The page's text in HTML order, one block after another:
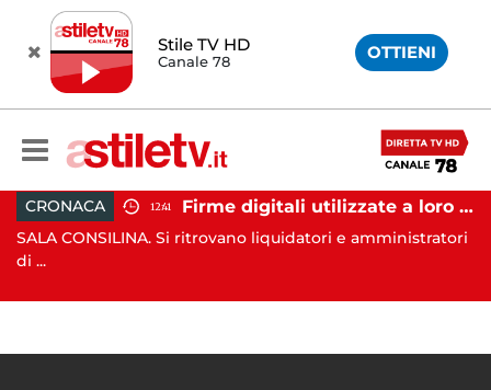
Stile TV HD
Canale 78 OTTIENI
CRONACA 12:41 Firme digitali utilizzate a loro insaputa: 9 indagati nel Vallo di Diano
SALA CONSILINA. Si ritrovano liquidatori e amministratori
di ...